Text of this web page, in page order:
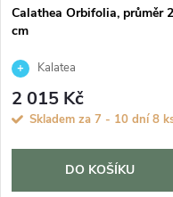
Calathea Orbifolia, průměr
cm
Kalatea
2 015 Kč
Skladem za 7 - 10 dní8
DO KOŠÍKU